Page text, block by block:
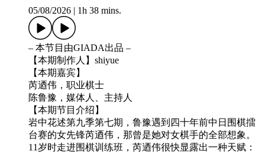
05/08/2026 1h 38 mins.
– 本节目由GIADA出品 –
【本期制作人】shiyue
【本期嘉宾】
芮迺伟，职业棋士
陈鲁豫，媒体人、主持人
【本期节目介绍】
岩中花述第九季第七期，鲁豫遇到四十年前中日围棋擂
台赛的女先锋芮迺伟，那曾是她对女棋手的全部想象。
11岁时走进围棋训练班，芮迺伟很快显露出一种天赋：